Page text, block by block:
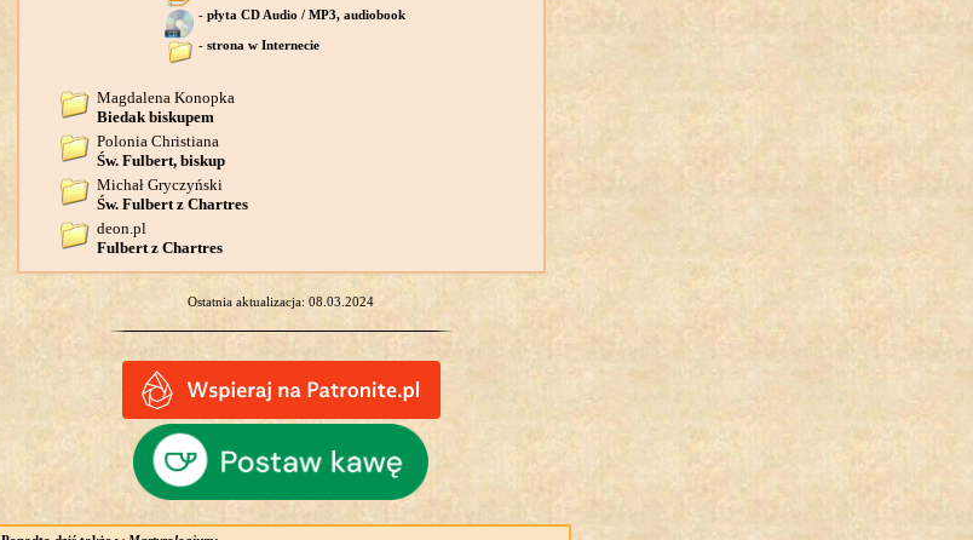
-płyta CD Audio / MP3, audiobook
-strona w Internecie
Magdalena Konopka
Biedak biskupem
Polonia Christiana
Św. Fulbert, biskup
Michał Gryczyński
Św. Fulbert z Chartres
deon.pl
Fulbert z Chartres
Ostatnia aktualizacja: 08.03.2024